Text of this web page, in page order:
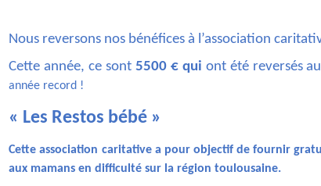
Nous reversons nos bénéfices à l’association
Cette année, ce sont 5500 € qui ont été reversés
année record !
« Les Restos bébé »
Cette association caritative a pour objectif de fournir
aux mamans en difficulté sur la région toulousaine.